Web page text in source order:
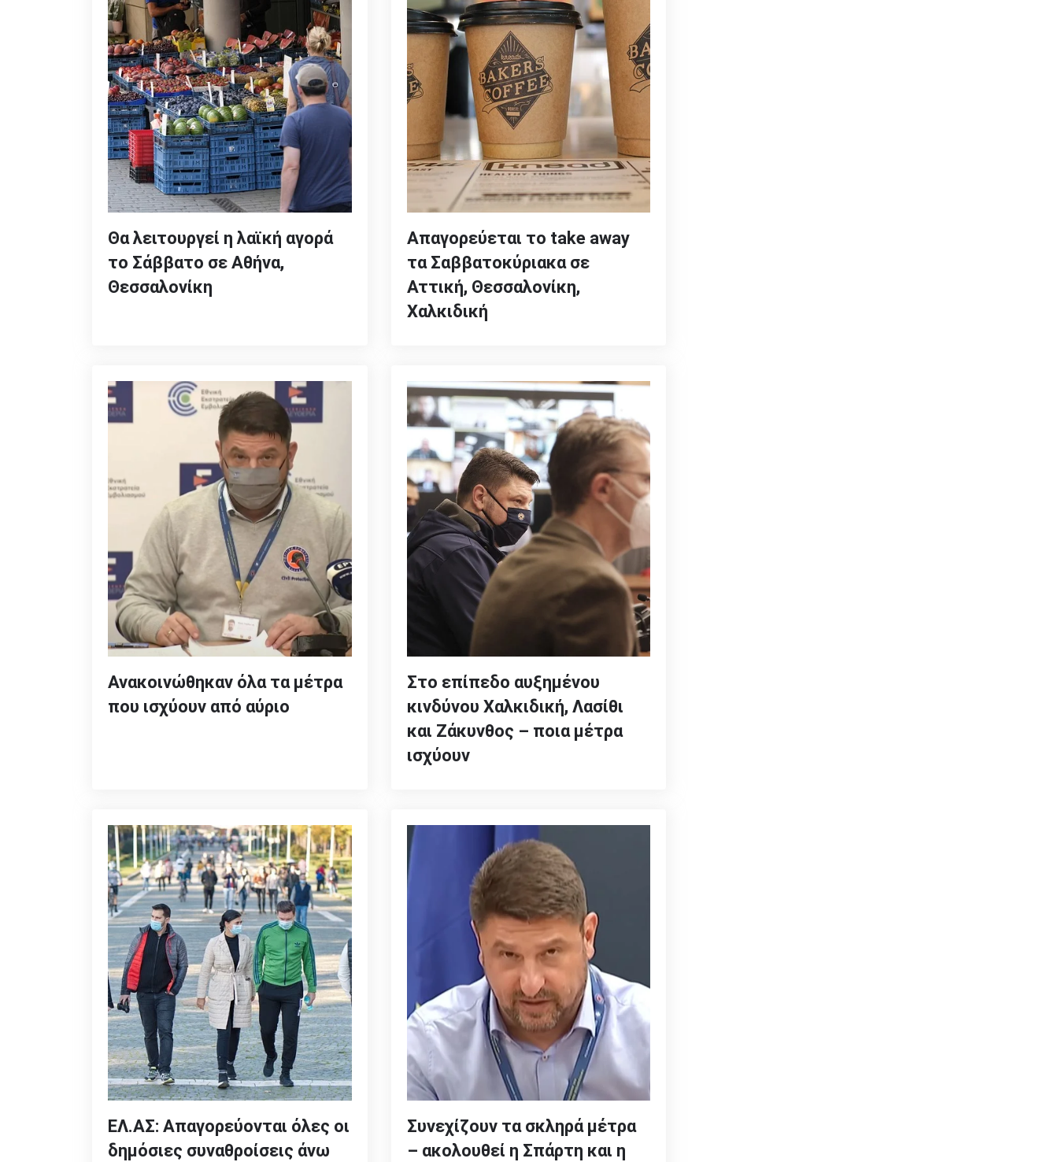
Θα λειτουργεί η λαϊκή αγορά
το Σάββατο σε Αθήνα,
Θεσσαλονίκη
Απαγορεύεται το take away
τα Σαββατοκύριακα σε
Αττική, Θεσσαλονίκη,
Χαλκιδική
Ανακοινώθηκαν όλα τα μέτρα
που ισχύουν από αύριο
Στο επίπεδο αυξημένου
κινδύνου Χαλκιδική, Λασίθι
και Ζάκυνθος – ποια μέτρα
ισχύουν
ΕΛ.ΑΣ: Απαγορεύονται όλες οι
δημόσιες συναθροίσεις άνω
Συνεχίζουν τα σκληρά μέτρα
– ακολουθεί η Σπάρτη και η